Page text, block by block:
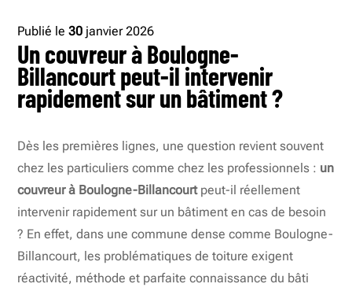
Publié le30 janvier 2026
Un couvreur à Boulogne-
Billancourt peut-il intervenir
rapidement sur un bâtiment ?
Dès les premières lignes, une question revient souvent
chez les particuliers comme chez les professionnels : un
couvreur à Boulogne-Billancourtpeut-il réellement
intervenir rapidement sur un bâtiment en cas de besoin
? En effet, dans une commune dense comme Boulogne-
Billancourt, les problématiques de toiture exigent
réactivité, méthode et parfaite connaissance du bâti